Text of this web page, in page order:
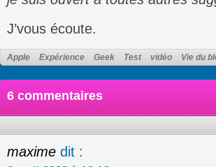
J’vous écoute.
Apple Expérience Geek Test vidéo Vie du
6 commentaires
maxime dit :